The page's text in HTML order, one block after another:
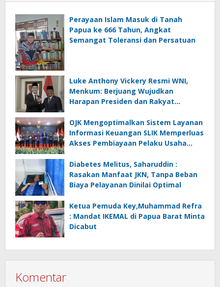
Perayaan Islam Masuk di Tanah
Papua ke 666 Tahun, Angkat
Semangat Toleransi dan Persatuan
Luke Anthony Vickery Resmi WNI,
Menkum: Berjuang Wujudkan
Harapan Presiden dan Rakyat
OJK Mengoptimalkan Sistem Layanan
Informasi Keuangan SLIK Memperluas
Akses Pembiayaan Pelaku Usaha
Diabetes Melitus, Saharuddin :
Rasakan Manfaat JKN, Tanpa Beban
Biaya Pelayanan Dinilai Optimal
Ketua Pemuda Key,Muhammad Refra
: Mandat IKEMAL di Papua Barat Minta
Dicabut
Komentar